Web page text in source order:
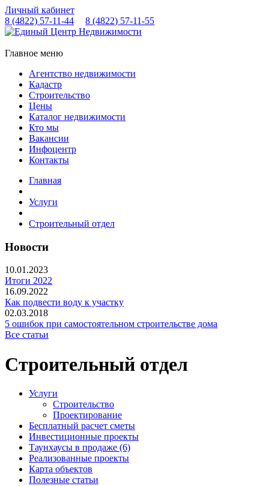
Личный кабинет
8 (4822) 57-11-44 8 (4822) 57-11-55
Главное меню
Агентство недвижимости
Кадастр
Строительство
Цены
Каталог недвижимости
Кто мы
Вакансии
Инфоцентр
Контакты
Главная
Услуги
Строительный отдел
Новости
10.01.2023
Итоги 2022
16.09.2022
Как подвести воду к участку
02.03.2018
5 ошибок при самостоятельном строительстве дома
Все статьи
Строительный отдел
Услуги
Строительство
Проектирование
Бесплатный расчет сметы
Инвестиционные проекты
Таунхаусы в продаже (6)
Реализованные проекты
Карта объектов
Полезные статьи